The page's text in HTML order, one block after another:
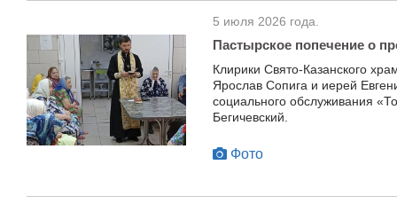
5 июля 2026 года.
Пастырское попечение о
Клирики Свято-Казанского
Ярослав Сопига и иерей
социального обслуживания
Бегичевский.
Фото